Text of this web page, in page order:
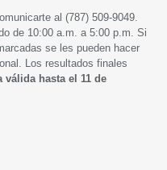
al (787) 509-9049.
de 10:00 a.m. a 5:00 p.m. Si
se les pueden hacer
Los resultados finales
válida hasta el 11 de